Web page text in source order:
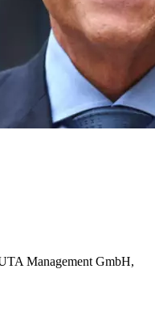
Management GmbH,